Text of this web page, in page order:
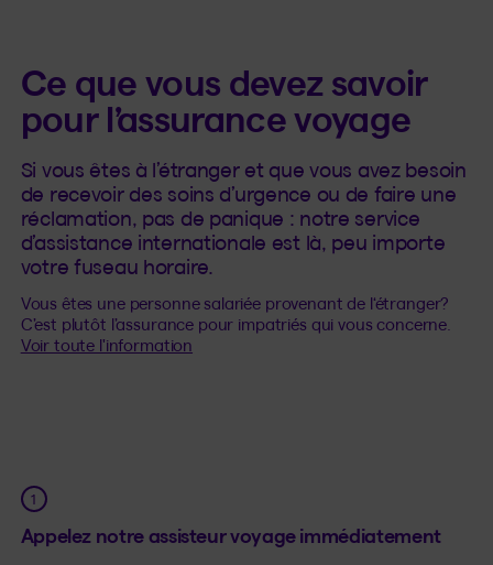
Ce que vous devez savoir
pour l’assurance voyage
Si vous êtes à l’étranger et que vous avez besoin
de recevoir des soins d’urgence ou de faire une
réclamation, pas de panique : notre service
d’assistance internationale est là, peu importe
votre fuseau horaire.
Vous êtes une personne salariée provenant de l‘étranger?
C’est plutôt l’assurance pour impatriés qui vous concerne.
Voir toute l'information
Appelez notre assisteur voyage immédiatement